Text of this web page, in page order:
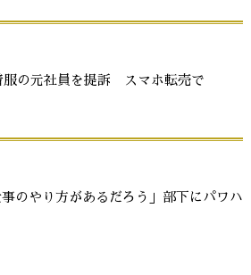
服の元社員を提訴 スマホ転売で
事のやり方があるだろう」部下にパワハ